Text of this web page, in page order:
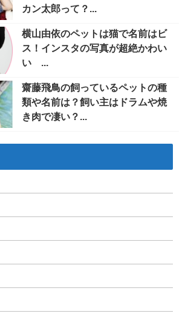
カン太郎って？...
横山由依のペットは猫で名前はビ
ス！インスタの写真が超絶かわい
い ...
齋藤飛鳥の飼っているペットの種
類や名前は？飼い主はドラムや焼
き肉で凄い？...